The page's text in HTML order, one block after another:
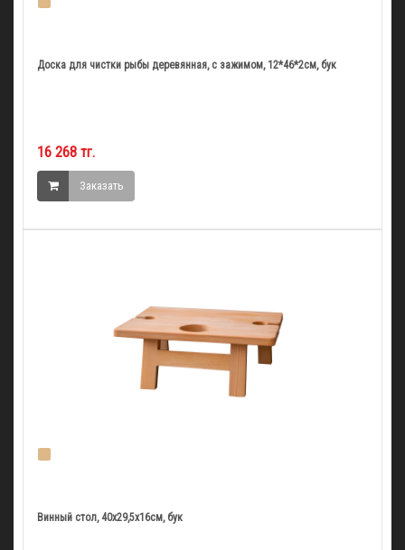
Доска для чистки рыбы деревянная, с зажимом, 12*46*2см, бук
16 268 тг.
Заказать
Винный стол, 40х29,5х16см, бук